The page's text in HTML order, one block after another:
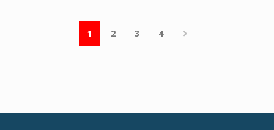
1 2 3 4